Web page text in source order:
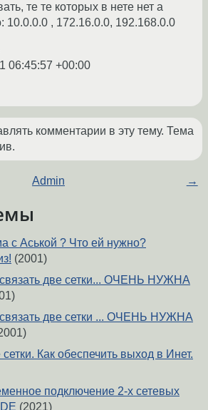
те те которых в нете нет а
10.0.0.0 , 172.16.0.0, 192.168.0.0
06:45:57 +00:00
комментарии в эту тему. Тема
Admin →
с Аськой ? Что ей нужно?
(2001)
две сетки... ОЧЕНЬ НУЖНА
две сетки ... ОЧЕНЬ НУЖНА
сетки. Как обеспечить выход в Инет.
подключение 2-х сетевых
(2021)